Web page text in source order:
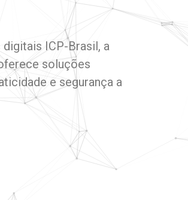
ICP-Brasil, a
soluções
e segurança a